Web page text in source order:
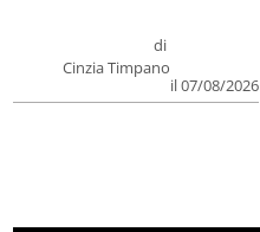
di
Cinzia Timpano
il 07/08/2026